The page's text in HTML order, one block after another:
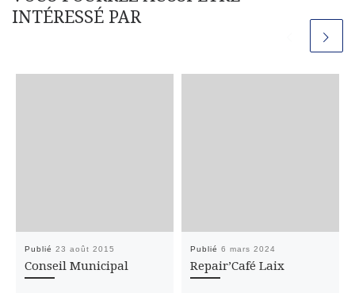
INTÉRESSÉ PAR
Publié 23 août 2015
Conseil Municipal
Publié 6 mars 2024
Repair’Café Laix